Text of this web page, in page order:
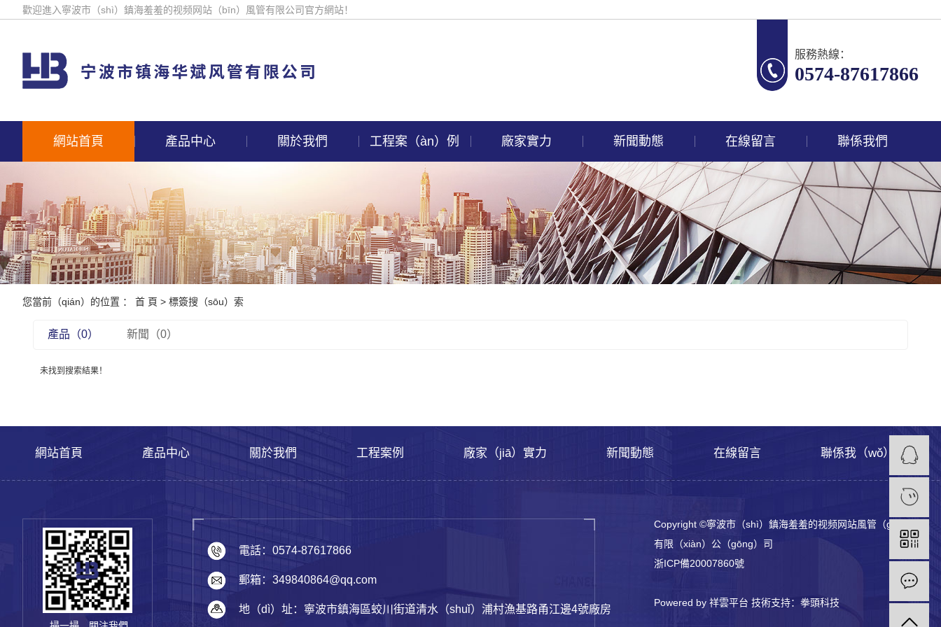
歡迎進入寧波市（shì）鎮海羞羞的视频网站（bīn）風管有限公司官方網站！
服務熱線：
0574-87617866
網站首頁 產品中心 關於我們 工程案（àn）例 廠家實力 新聞動態 在線留言 聯係我們
您當前（qián）的位置 ： 首 頁 > 標簽搜（sōu）索
產品（0） 新聞（0）
未找到搜索結果！
網站首頁 產品中心 關於我們 工程案例 廠家（jiā）實力 新聞動態 在線留言 聯係我（wǒ）們
電話：0574-87617866
郵箱：349840864@qq.com
地（dì）址：寧波市鎮海區蛟川街道清水（shuǐ）浦村漁基路甬江邊4號廠房
Copyright ©寧波市（shì）鎮海羞羞的视频网站風管（guǎn）
有限（xiàn）公（gōng）司
浙ICP備20007860號
Powered by 祥雲平台 技術支持： 拳頭科技